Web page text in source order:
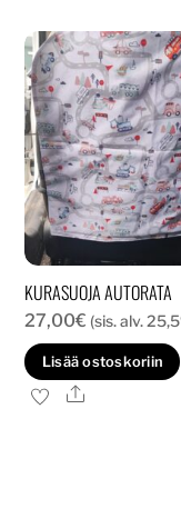
KURASUOJA AUTORATA
27,00€ (sis. alv.
Lisää ostoskoriin
Ale